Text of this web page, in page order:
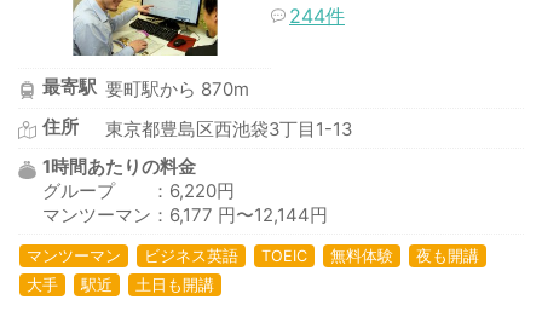
244件
最寄駅 要町駅から 870m
住所
東京都豊島区西池袋3丁目1-13
1時間あたりの料金
グループ ：6,220円
マンツーマン：6,177 円〜12,144円
マンツーマン ビジネス英語 TOEIC 無料体験
夜も開講
大手
駅近 土日も開講